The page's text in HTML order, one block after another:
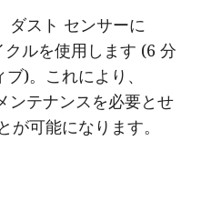
ダスト センサーに
ルを使用します (6 分
)。これにより、
ンテナンスを必要とせ
が可能になります。